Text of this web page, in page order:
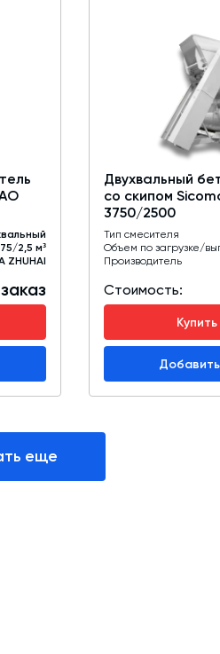
2,5 м³
ZHUHAI
Двухвальный
со скипом
3750/2500
Тип смесителя
Объем по загрузке/
Производитель
Стоимость:
Купить
Добавить
еще